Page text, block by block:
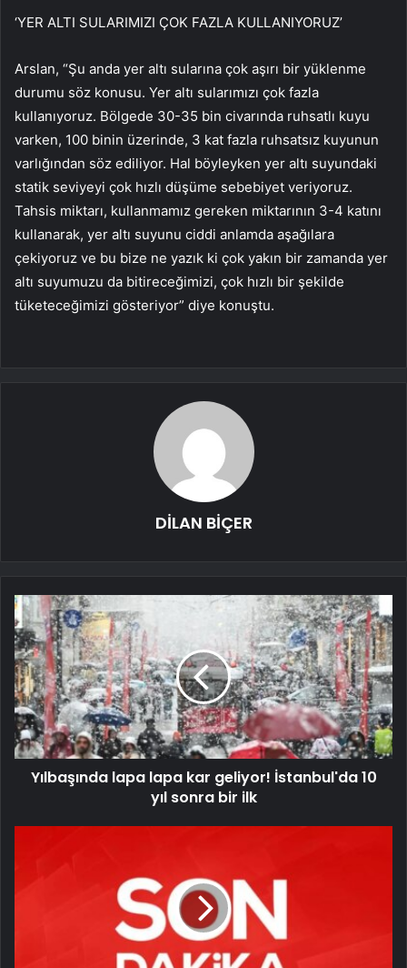
‘YER ALTI SULARIMIZI ÇOK FAZLA KULLANIYORUZ’
Arslan, “Şu anda yer altı sularına çok aşırı bir yüklenme
durumu söz konusu. Yer altı sularımızı çok fazla
kullanıyoruz. Bölgede 30-35 bin civarında ruhsatlı kuyu
varken, 100 binin üzerinde, 3 kat fazla ruhsatsız kuyunun
varlığından söz ediliyor. Hal böyleyken yer altı suyundaki
statik seviyeyi çok hızlı düşüme sebebiyet veriyoruz.
Tahsis miktarı, kullanmamız gereken miktarının 3-4 katını
kullanarak, yer altı suyunu ciddi anlamda aşağılara
çekiyoruz ve bu bize ne yazık ki çok yakın bir zamanda yer
altı suyumuzu da bitireceğimizi, çok hızlı bir şekilde
tüketeceğimizi gösteriyor” diye konuştu.
DİLAN BİÇER
Yılbaşında lapa lapa kar geliyor! İstanbul'da 10
yıl sonra bir ilk